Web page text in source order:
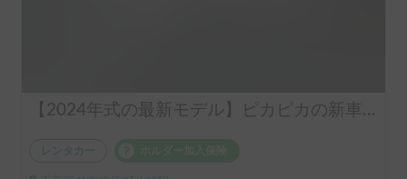
【2024年式の最新モデル】ピカピカの新車で最高の思い出を！9名乗車可能なビークル「フューチャー」
レンタカー